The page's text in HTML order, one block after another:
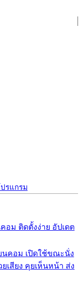
รแกรม
อม ติดตั้งง่าย อัปเดต
นคอม เปิดใช้ขณะนั่ง
เสียง คุยเห็นหน้า ส่ง